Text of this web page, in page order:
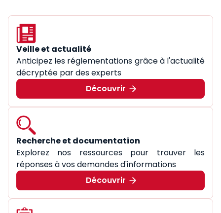
Veille et actualité
Anticipez les réglementations grâce à l'actualité
décryptée par des experts
Découvrir
Recherche et documentation
Explorez nos ressources pour trouver les
réponses à vos demandes d'informations
Découvrir